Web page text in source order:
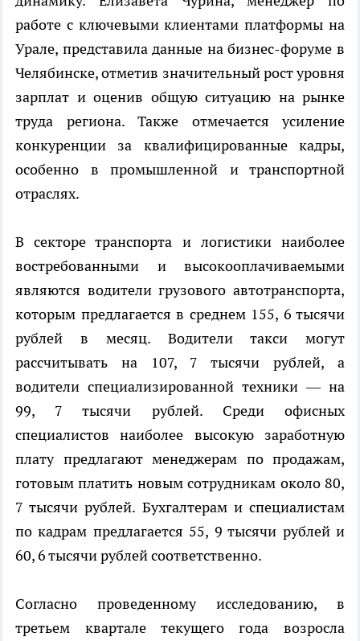
работе с ключевыми клиентами платформы на
Урале, представила данные на бизнес-форуме в
Челябинске, отметив значительный рост уровня
зарплат и оценив общую ситуацию на рынке
труда региона. Также отмечается усиление
конкуренции за квалифицированные кадры,
особенно в промышленной и транспортной
отраслях.
В секторе транспорта и логистики наиболее
востребованными и высокооплачиваемыми
являются водители грузового автотранспорта,
которым предлагается в среднем 155, 6 тысячи
рублей в месяц. Водители такси могут
рассчитывать на 107, 7 тысячи рублей, а
водители специализированной техники — на
99, 7 тысячи рублей. Среди офисных
специалистов наиболее высокую заработную
плату предлагают менеджерам по продажам,
готовым платить новым сотрудникам около 80,
7 тысячи рублей. Бухгалтерам и специалистам
по кадрам предлагается 55, 9 тысячи рублей и
60, 6 тысячи рублей соответственно.
Согласно проведенному исследованию, в
третьем квартале текущего года возросла